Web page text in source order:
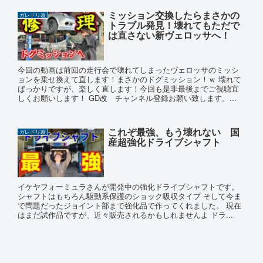
ガレドリ改 ミッション交換したらまさかの
トラブル発見！壊れてもただで
は直さない新ヴェロッサへ！
今回の動画は前回の走行会で壊れてしまったヴェロッサのミッシ
ョンを乗せ換えて直します！まさかのドグミッション！ｗ 壊れて
ばっかりですが、楽しく直します！今回も是非最後までご視聴宜
しくお願いします！ GD改 チャンネル登録お願い致します。...
ガレドリ改 これぞ最強、もう壊れない 国
産超強化ドライブシャフト
イケヤフォーミュラさんが開発中の強化ドライブシャフトです。
シャフトはもちろん駆動系保護のショック吸収タイプ そして今ま
で問題だったジョイント部まで強化品で作ってくれました。 現在
はまだ試作品ですが、近々販売されるかもしれませんよ ドラ...